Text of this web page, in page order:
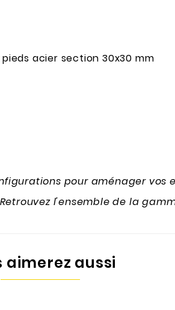
acier section 30x30 mm
pour aménager vos
Retrouvez l'ensemble de la
aimerez aussi